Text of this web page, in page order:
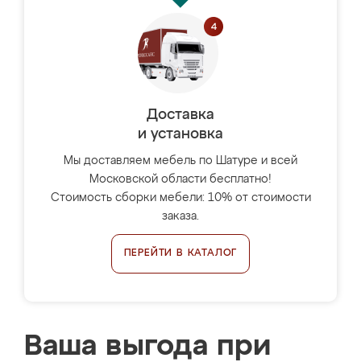
Доставка
и установка
Мы доставляем мебель по Шатуре и всей
Московской области бесплатно!
Стоимость сборки мебели: 10% от стоимости
заказа.
ПЕРЕЙТИ В КАТАЛОГ
Ваша выгода при